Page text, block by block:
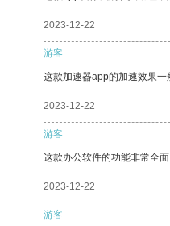
2023-12-22
游客
这款加速器app的加速效果一
2023-12-22
游客
这款办公软件的功能非常全
2023-12-22
游客